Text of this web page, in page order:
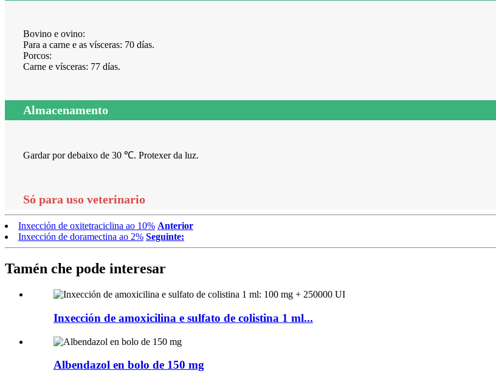
Bovino e ovino:
Para a carne e as vísceras: 70 días.
Porcos:
Carne e vísceras: 77 días.
Almacenamento
Gardar por debaixo de 30 ℃. Protexer da luz.
Só para uso veterinario
Inxección de oxitetraciclina ao 10% Anterior
Inxección de doramectina ao 2% Seguinte:
Tamén che pode interesar
Inxección de amoxicilina e sulfato de colistina 1 ml...
Albendazol en bolo de 150 mg